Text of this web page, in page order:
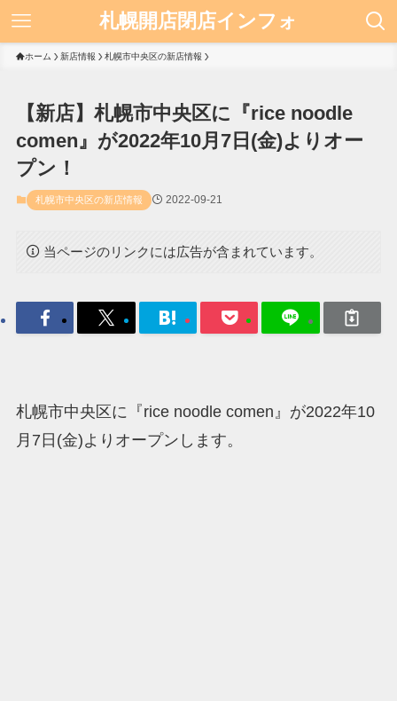
札幌開店閉店インフォ
ホーム 新店情報 札幌市中央区の新店情報
【新店】札幌市中央区に『rice noodle
comen』が2022年10月7日(金)よりオー
プン！
札幌市中央区の新店情報 2022-09-21
当ページのリンクには広告が含まれています。
札幌市中央区に『rice noodle comen』が2022年10
月7日(金)よりオープンします。